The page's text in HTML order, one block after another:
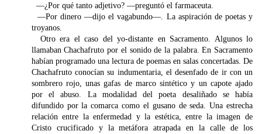
—¿Por qué tanto adjetivo? —preguntó el farmaceuta.
—Por dinero —dijo el vagabundo—. La aspiración de poetas y
troyanos.
Otro era el caso del yo-distante en Sacramento. Algunos lo
llamaban Chachafruto por el sonido de la palabra. En Sacramento
habían programado una lectura de poemas en salas concertadas. De
Chachafruto conocían su indumentaria, el desenfado de ir con un
sombrero rojo, unas gafas de marco sintético y un capote ajado
por el abuso. La modalidad del poeta desaliñado se había
difundido por la comarca como el gusano de seda. Una estrecha
relación entre la enfermedad y la estética, entre la imagen de
Cristo crucificado y la metáfora atrapada en la calle de los